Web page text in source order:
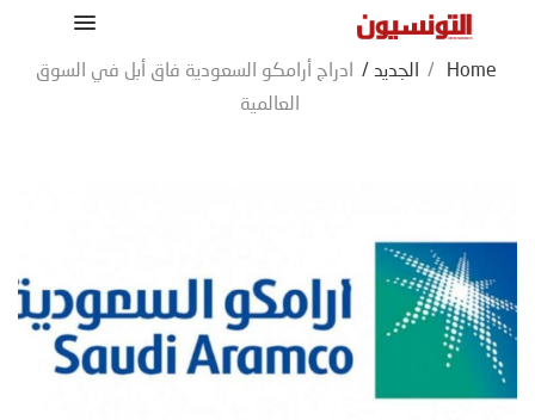
Home
/ الجديد /
ادراج أرامكو السعودية فاق أبل في السوق
العالمية